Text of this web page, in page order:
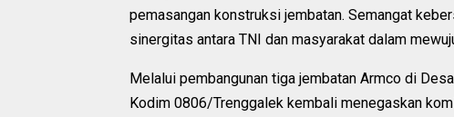
pemasangan konstruksi jembatan. Semangat
sinergitas antara TNI dan masyarakat dalam
Melalui pembangunan tiga jembatan Armco di
Kodim 0806/Trenggalek kembali menegaskan